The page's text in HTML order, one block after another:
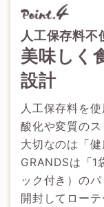
人工保存料不
美味しく
設計
人工保存料を
酸化や変質のス
大切なのは「健
GRANDSは「
ック付き）の
開封してロー